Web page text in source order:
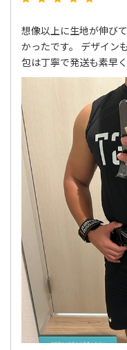
想像以上に生地が伸び
かったです。 デザイン
包は丁寧で発送も素早